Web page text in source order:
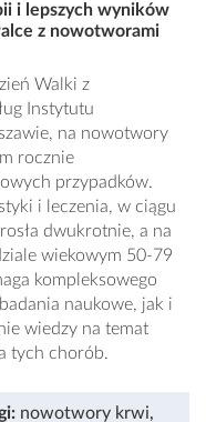
i lepszych wyników
z nowotworami
Walki z
Instytutu
na nowotwory
rocznie
przypadków.
i leczenia, w ciągu
dwukrotnie, a na
wiekowym 50-79
kompleksowego
naukowe, jak i
wiedzy na temat
tych chorób.
nowotwory krwi,